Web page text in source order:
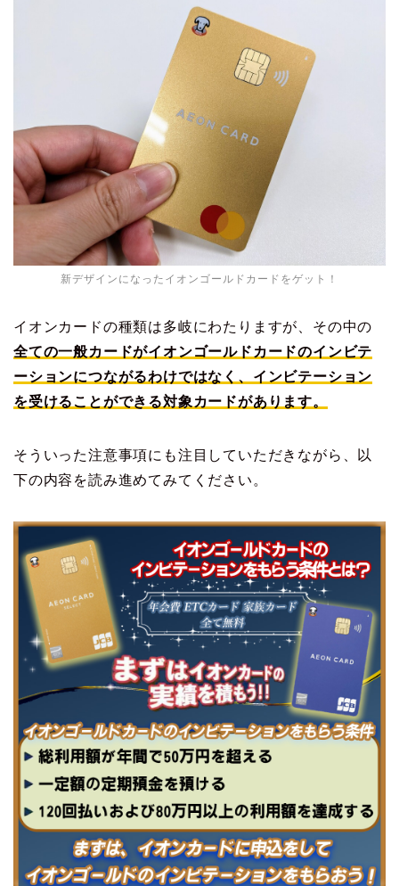
新デザインになったイオンゴールドカードをゲット！
イオンカードの種類は多岐にわたりますが、その中の
全ての一般カードがイオンゴールドカードのインビテ
ーションにつながるわけではなく、インビテーション
を受けることができる対象カードがあります。
そういった注意事項にも注目していただきながら、以
下の内容を読み進めてみてください。